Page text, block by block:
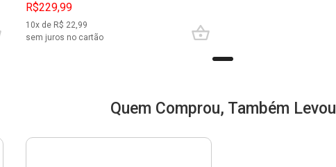
R$229,99
10x de R$ 22,99
sem juros no cartão
Quem Comprou, Também Levou